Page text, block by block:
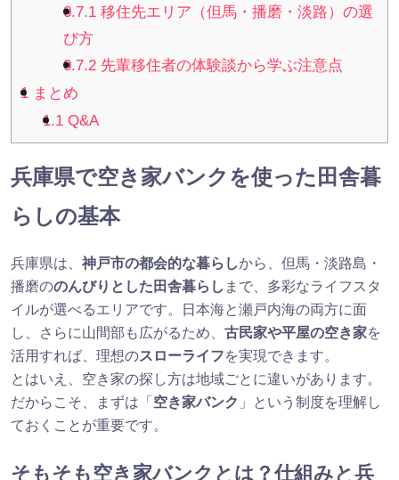
0.7.1 移住先エリア（但馬・播磨・淡路）の選
び方
0.7.2 先輩移住者の体験談から学ぶ注意点
1 まとめ
1.1 Q&A
兵庫県で空き家バンクを使った田舎暮
らしの基本
兵庫県は、 神戸市の都会的な暮らしから、但馬・淡路島・
播磨ののんびりとした田舎暮らし まで、多彩なライフスタ
イルが選べるエリアです。日本海と瀬戸内海の両方に面
し、さらに山間部も広がるため、 古民家や平屋の空き家を
活用すれば、理想のスローライフを実現できます。
とはいえ、空き家の探し方は地域ごとに違いがあります。
だからこそ、まずは「 空き家バンク 」という制度を理解し
ておくことが重要です。
そもそも空き家バンクとは？仕組みと兵